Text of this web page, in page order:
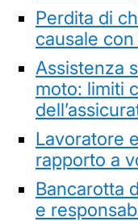
Perdita di
causale
Assistenza
moto: limiti
Lavoratore
rapporto a
Bancarotta
e